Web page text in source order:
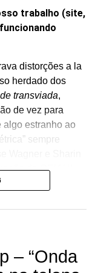
mas o YouTube
de 2010 com
antes da
trabalho (site,
distorções a la
herdado dos
transviada,
de vez para
algo estranho ao
sempre
dePE’AHI,
nessas
onda.
soar
disco com uma
. E na
– “Onda